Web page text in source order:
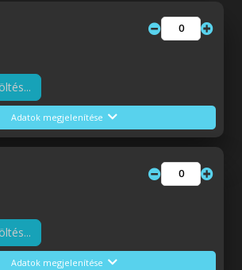
Adatok megjelenítése
Adatok megjelenítése